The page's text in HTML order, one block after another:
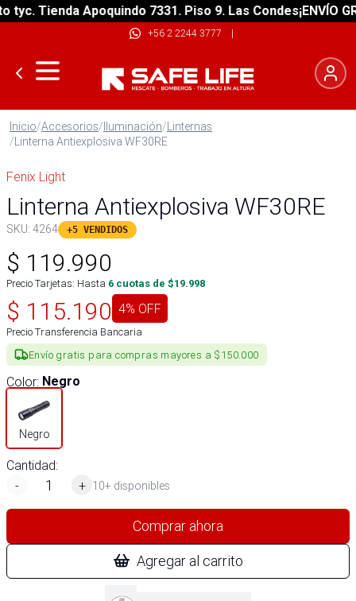
Tienda Apoquindo 7331. Piso 9. Las Condes¡ENVÍO
+56 2 2244 3777 |
Inicio/Accesorios/Iluminación/Linternas
/Linterna Antiexplosiva WF30RE
Fenix Light
Linterna Antiexplosiva WF30RE
SKU: 4264 +5 VENDIDOS
$ 119.990
Precio Tarjetas: Hasta 6 cuotas de $19.998
$ 115.190 4% OFF
Precio Transferencia Bancaria
Envío gratis para compras mayores a $150.000
Color: Negro
Negro
Cantidad:
-
+ 10+ disponibles
Comprar ahora
Agregar al carrito